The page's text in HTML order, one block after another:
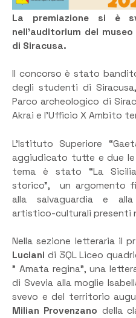
La premiazione si è
nell’auditorium del
di Siracusa.
Il concorso è stato
degli studenti di
Parco archeologico di
Akrai e l’Ufficio X Ambito
L’Istituto Superiore
aggiudicato tutte e due
tema è stato “La
storico”, un argomento
alla salvaguardia e
artistico-culturali presenti
Nella sezione letteraria il
Luciani di 3QL Liceo
” Amata regina”, una
di Svevia alla moglie
svevo e del territorio
Milian Provenzano della